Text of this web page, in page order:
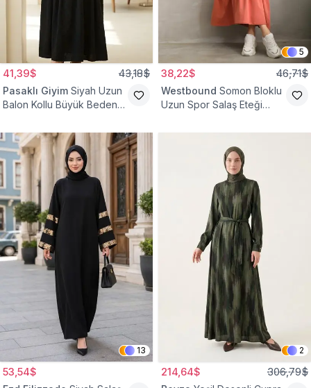
41,39$ 43,18$
Pasaklı Giyim Siyah Uzun
Balon Kollu Büyük Beden
5
38,22$ 46,71$
Westbound Somon Bloklu
Uzun Spor Salaş Eteği
13
53,54$
2
214,64$ 306,79$